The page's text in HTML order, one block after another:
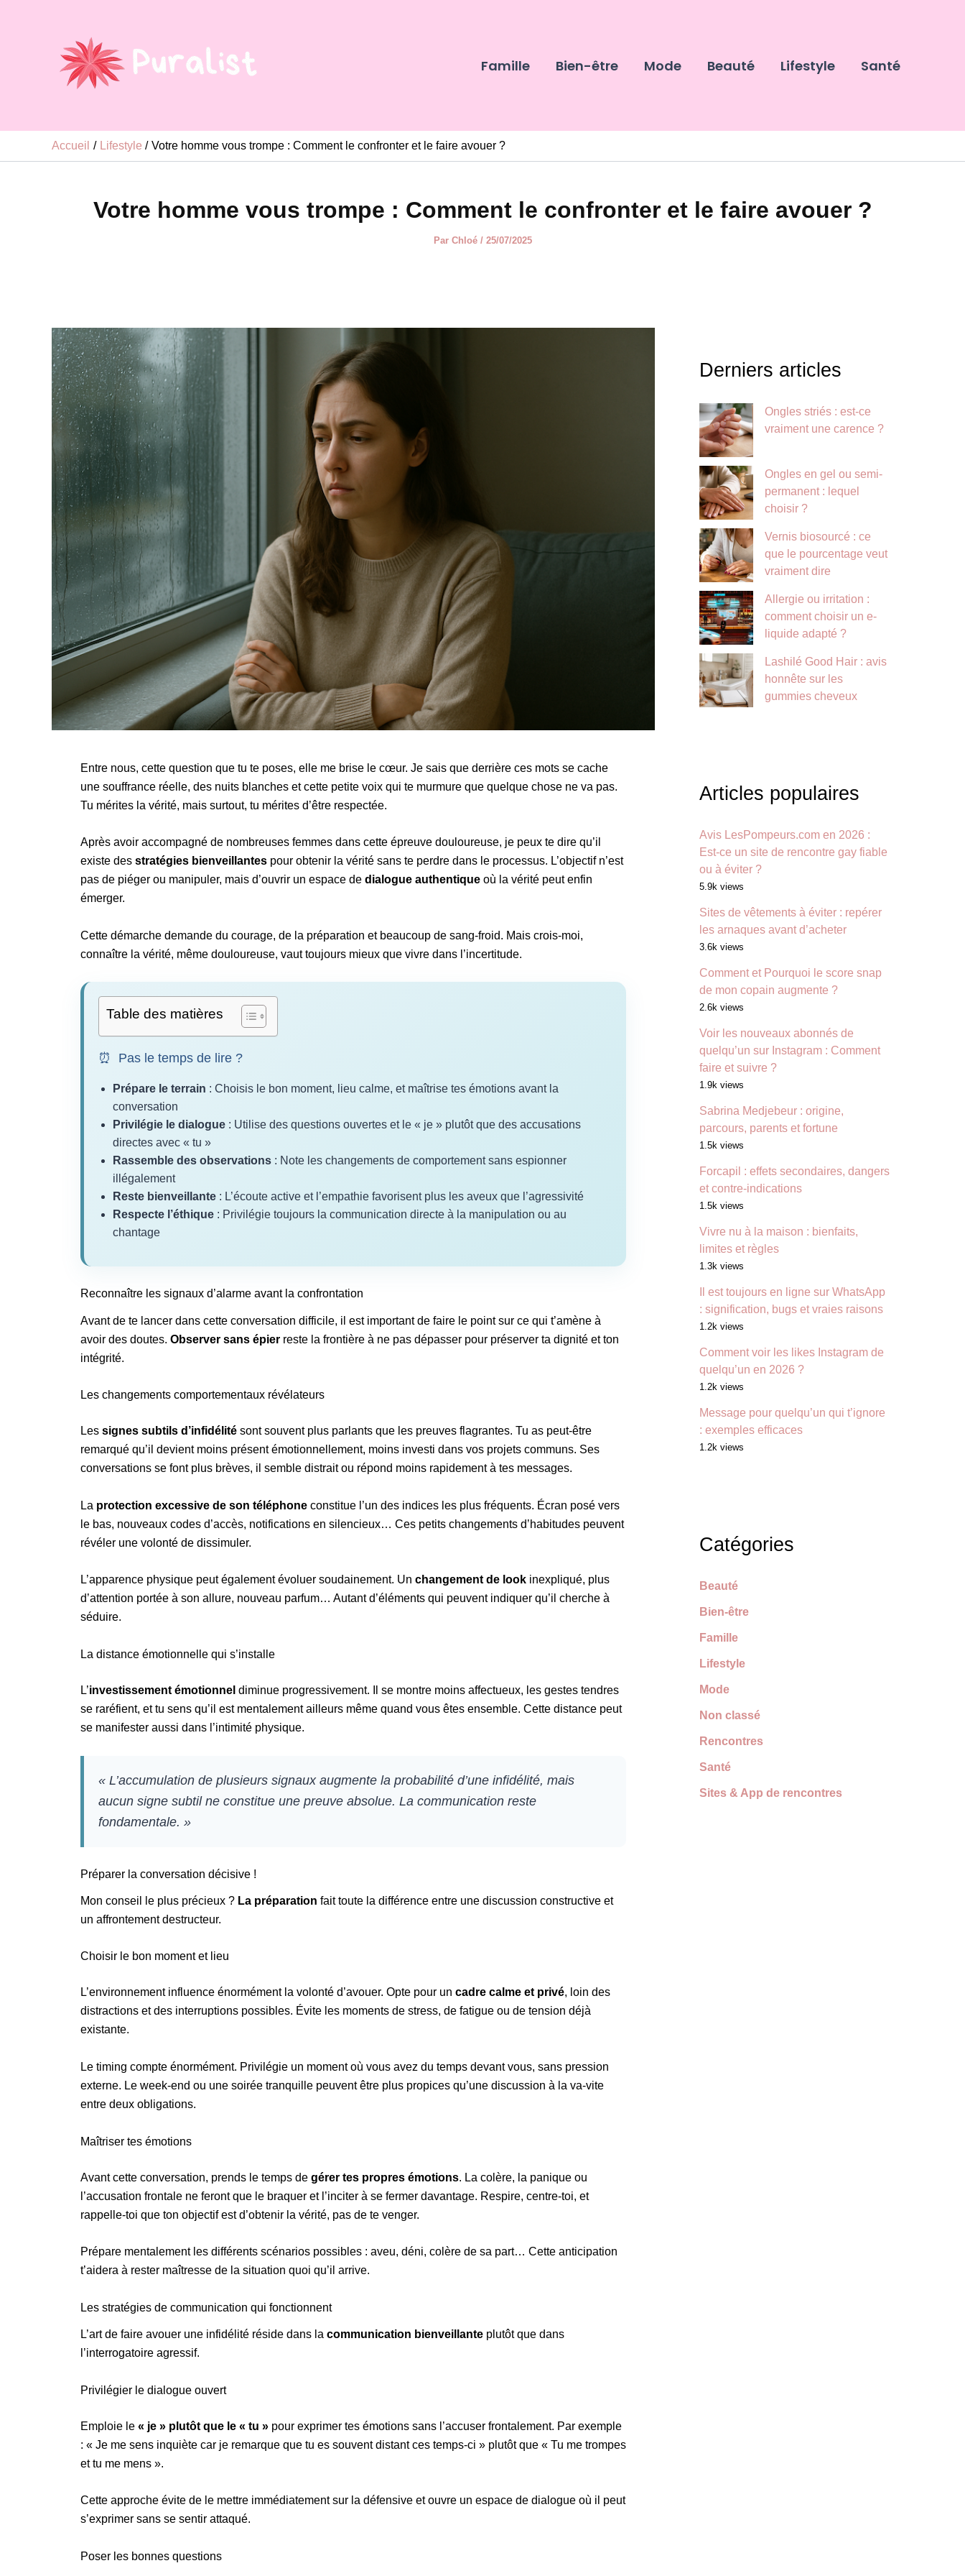
Famille Bien-être Mode Beauté Lifestyle Santé
Accueil Lifestyle Votre homme vous trompe : Comment le confronter et le faire avouer ?
Votre homme vous trompe : Comment le confronter et le faire avouer ?
Par Chloé / 25/07/2025
Entre nous, cette question que tu te poses, elle me brise le cœur. Je sais que derrière ces mots se cache
une souffrance réelle, des nuits blanches et cette petite voix qui te murmure que quelque chose ne va pas.
Tu mérites la vérité, mais surtout, tu mérites d’être respectée.
Après avoir accompagné de nombreuses femmes dans cette épreuve douloureuse, je peux te dire qu’il
existe des stratégies bienveillantes pour obtenir la vérité sans te perdre dans le processus. L’objectif n’est
pas de piéger ou manipuler, mais d’ouvrir un espace de dialogue authentique où la vérité peut enfin
émerger.
Cette démarche demande du courage, de la préparation et beaucoup de sang-froid. Mais crois-moi,
connaître la vérité, même douloureuse, vaut toujours mieux que vivre dans l’incertitude.
Table des matières
⏰ Pas le temps de lire ?
Prépare le terrain : Choisis le bon moment, lieu calme, et maîtrise tes émotions avant la
conversation
Privilégie le dialogue : Utilise des questions ouvertes et le « je » plutôt que des accusations
directes avec « tu »
Rassemble des observations : Note les changements de comportement sans espionner
illégalement
Reste bienveillante : L’écoute active et l’empathie favorisent plus les aveux que l’agressivité
Respecte l’éthique : Privilégie toujours la communication directe à la manipulation ou au
chantage
Reconnaître les signaux d’alarme avant la confrontation
Avant de te lancer dans cette conversation difficile, il est important de faire le point sur ce qui t’amène à
avoir des doutes. Observer sans épier reste la frontière à ne pas dépasser pour préserver ta dignité et ton
intégrité.
Les changements comportementaux révélateurs
Les signes subtils d’infidélité sont souvent plus parlants que les preuves flagrantes. Tu as peut-être
remarqué qu’il devient moins présent émotionnellement, moins investi dans vos projets communs. Ses
conversations se font plus brèves, il semble distrait ou répond moins rapidement à tes messages.
La protection excessive de son téléphone constitue l’un des indices les plus fréquents. Écran posé vers
le bas, nouveaux codes d’accès, notifications en silencieux… Ces petits changements d’habitudes peuvent
révéler une volonté de dissimuler.
L’apparence physique peut également évoluer soudainement. Un changement de look inexpliqué, plus
d’attention portée à son allure, nouveau parfum… Autant d’éléments qui peuvent indiquer qu’il cherche à
séduire.
La distance émotionnelle qui s’installe
L’investissement émotionnel diminue progressivement. Il se montre moins affectueux, les gestes tendres
se raréfient, et tu sens qu’il est mentalement ailleurs même quand vous êtes ensemble. Cette distance peut
se manifester aussi dans l’intimité physique.
« L’accumulation de plusieurs signaux augmente la probabilité d’une infidélité, mais
aucun signe subtil ne constitue une preuve absolue. La communication reste
fondamentale. »
Préparer la conversation décisive !
Mon conseil le plus précieux ? La préparation fait toute la différence entre une discussion constructive et
un affrontement destructeur.
Choisir le bon moment et lieu
L’environnement influence énormément la volonté d’avouer. Opte pour un cadre calme et privé, loin des
distractions et des interruptions possibles. Évite les moments de stress, de fatigue ou de tension déjà
existante.
Le timing compte énormément. Privilégie un moment où vous avez du temps devant vous, sans pression
externe. Le week-end ou une soirée tranquille peuvent être plus propices qu’une discussion à la va-vite
entre deux obligations.
Maîtriser tes émotions
Avant cette conversation, prends le temps de gérer tes propres émotions. La colère, la panique ou
l’accusation frontale ne feront que le braquer et l’inciter à se fermer davantage. Respire, centre-toi, et
rappelle-toi que ton objectif est d’obtenir la vérité, pas de te venger.
Prépare mentalement les différents scénarios possibles : aveu, déni, colère de sa part… Cette anticipation
t’aidera à rester maîtresse de la situation quoi qu’il arrive.
Les stratégies de communication qui fonctionnent
L’art de faire avouer une infidélité réside dans la communication bienveillante plutôt que dans
l’interrogatoire agressif.
Privilégier le dialogue ouvert
Emploie le « je » plutôt que le « tu » pour exprimer tes émotions sans l’accuser frontalement. Par exemple
: « Je me sens inquiète car je remarque que tu es souvent distant ces temps-ci » plutôt que « Tu me trompes
et tu me mens ».
Cette approche évite de le mettre immédiatement sur la défensive et ouvre un espace de dialogue où il peut
s’exprimer sans se sentir attaqué.
Poser les bonnes questions
Derniers articles
Ongles striés : est-ce
vraiment une carence ?
Ongles en gel ou semi-
permanent : lequel
choisir ?
Vernis biosourcé : ce
que le pourcentage veut
vraiment dire
Allergie ou irritation :
comment choisir un e-
liquide adapté ?
Lashilé Good Hair : avis
honnête sur les
gummies cheveux
Articles populaires
Avis LesPompeurs.com en 2026 :
Est-ce un site de rencontre gay fiable
ou à éviter ?
5.9k views
Sites de vêtements à éviter : repérer
les arnaques avant d’acheter
3.6k views
Comment et Pourquoi le score snap
de mon copain augmente ?
2.6k views
Voir les nouveaux abonnés de
quelqu’un sur Instagram : Comment
faire et suivre ?
1.9k views
Sabrina Medjebeur : origine,
parcours, parents et fortune
1.5k views
Forcapil : effets secondaires, dangers
et contre-indications
1.5k views
Vivre nu à la maison : bienfaits,
limites et règles
1.3k views
Il est toujours en ligne sur WhatsApp
: signification, bugs et vraies raisons
1.2k views
Comment voir les likes Instagram de
quelqu’un en 2026 ?
1.2k views
Message pour quelqu’un qui t’ignore
: exemples efficaces
1.2k views
Catégories
Beauté
Bien-être
Famille
Lifestyle
Mode
Non classé
Rencontres
Santé
Sites & App de rencontres